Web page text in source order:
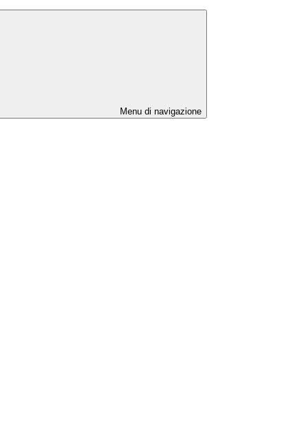
Menu di navigazione